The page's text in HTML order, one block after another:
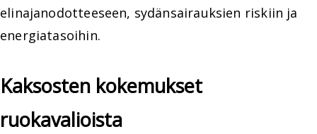
elinajanodotteeseen, sydänsairauksien riskiin ja
energiatasoihin.
Kaksosten kokemukset
ruokavalioista